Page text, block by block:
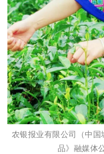
农银报业有限公司（中国
品》融媒体